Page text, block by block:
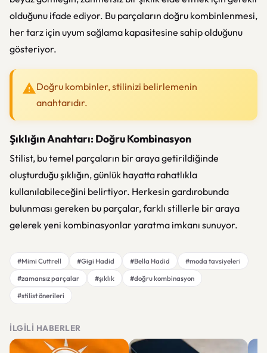
olduğunu ifade ediyor. Bu parçaların doğru kombinlenmesi,
her tarz için uyum sağlama kapasitesine sahip olduğunu
gösteriyor.
Doğru kombinler, stilinizi belirlemenin
anahtarıdır.
Şıklığın Anahtarı: Doğru Kombinasyon
Stilist, bu temel parçaların bir araya getirildiğinde
oluşturduğu şıklığın, günlük hayatta rahatlıkla
kullanılabileceğini belirtiyor. Herkesin gardırobunda
bulunması gereken bu parçalar, farklı stillerle bir araya
gelerek yeni kombinasyonlar yaratma imkanı sunuyor.
#Mimi Cuttrell #Gigi Hadid #Bella Hadid
#moda tavsiyeleri
#zamansız parçalar
#şıklık
#doğru kombinasyon
#stilist önerileri
İLGILI HABERLER